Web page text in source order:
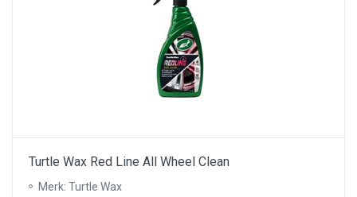
Turtle Wax Red Line All Wheel Clean
Merk: Turtle Wax